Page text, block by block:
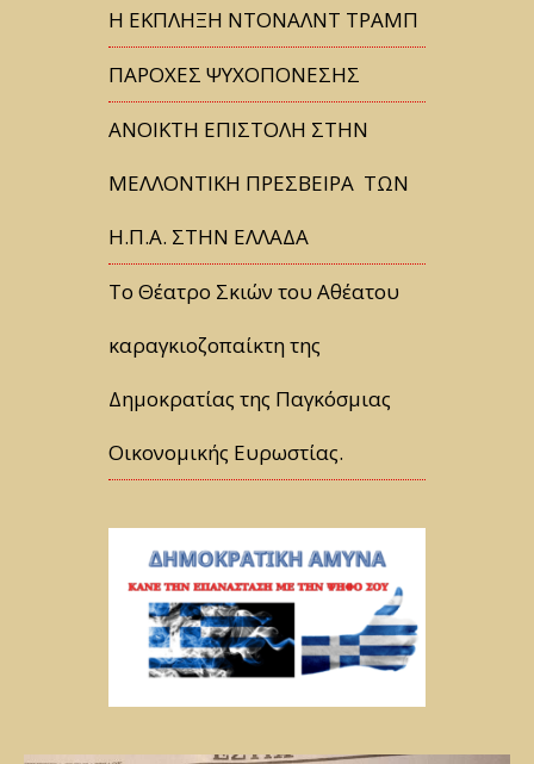
Η ΕΚΠΛΗΞΗ ΝΤΟΝΑΛΝΤ ΤΡΑΜΠ
ΠΑΡΟΧΕΣ ΨΥΧΟΠΟΝΕΣΗΣ
ΑΝΟΙΚΤΗ ΕΠΙΣΤΟΛΗ ΣΤΗΝ
ΜΕΛΛΟΝΤΙΚΗ ΠΡΕΣΒΕΙΡΑ ΤΩΝ
Η.Π.Α. ΣΤΗΝ ΕΛΛΑΔΑ
Tο Θέατρο Σκιών του Αθέατου
καραγκιοζοπαίκτη της
Δημοκρατίας της Παγκόσμιας
Οικονομικής Ευρωστίας.